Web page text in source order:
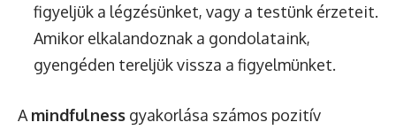
figyeljük a légzésünket, vagy a testünk érzeteit.
Amikor elkalandoznak a gondolataink,
gyengéden tereljük vissza a figyelmünket.
A mindfulness gyakorlása számos pozitív